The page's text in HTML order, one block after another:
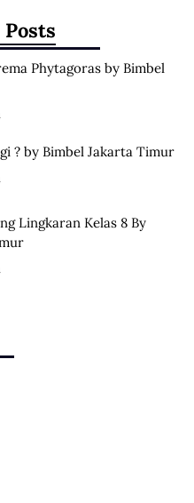
Phytagoras by Bimbel
? by Bimbel Jakarta Timur
Lingkaran Kelas 8 By